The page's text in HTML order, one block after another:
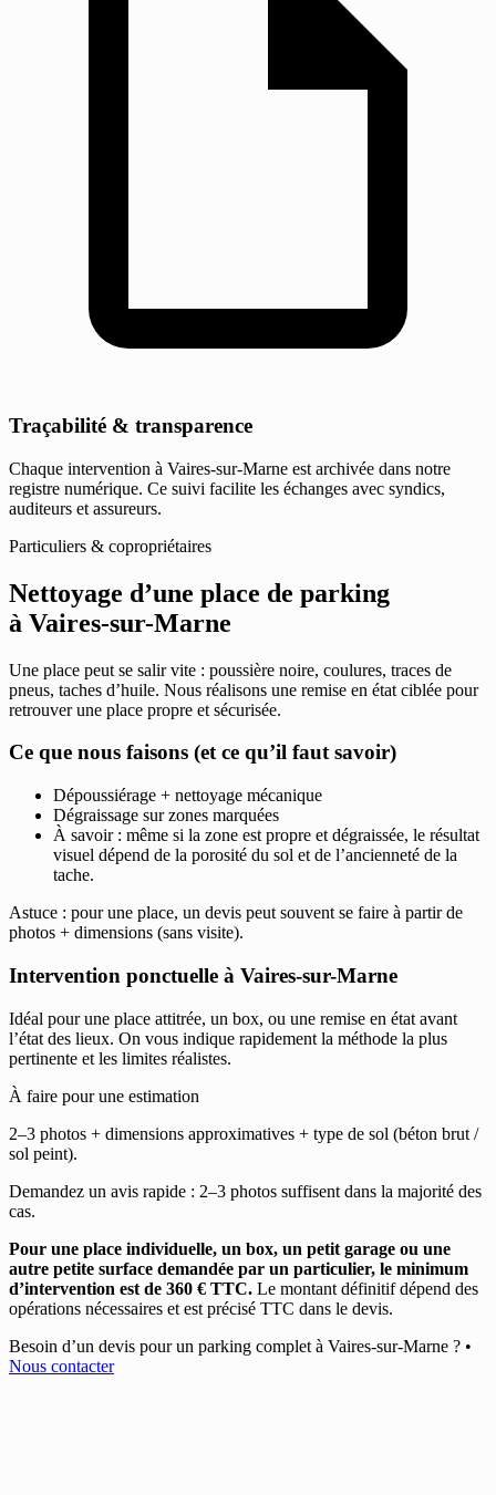
Traçabilité & transparence
Chaque intervention à Vaires-sur-Marne est archivée dans notre
registre numérique. Ce suivi facilite les échanges avec syndics,
auditeurs et assureurs.
Particuliers & copropriétaires
Nettoyage d’une place de parking
à Vaires-sur-Marne
Une place peut se salir vite : poussière noire, coulures, traces de
pneus, taches d’huile. Nous réalisons une remise en état ciblée pour
retrouver une place propre et sécurisée.
Ce que nous faisons (et ce qu’il faut savoir)
Dépoussiérage + nettoyage mécanique
Dégraissage sur zones marquées
À savoir : même si la zone est propre et dégraissée, le résultat
visuel dépend de la porosité du sol et de l’ancienneté de la
tache.
Astuce : pour une place, un devis peut souvent se faire à partir de
photos + dimensions (sans visite).
Intervention ponctuelle à Vaires-sur-Marne
Idéal pour une place attitrée, un box, ou une remise en état avant
l’état des lieux. On vous indique rapidement la méthode la plus
pertinente et les limites réalistes.
À faire pour une estimation
2–3 photos + dimensions approximatives + type de sol (béton brut /
sol peint).
Demandez un avis rapide : 2–3 photos suffisent dans la majorité des
cas.
Pour une place individuelle, un box, un petit garage ou une
autre petite surface demandée par un particulier, le minimum
d’intervention est de 360 € TTC. Le montant définitif dépend des
opérations nécessaires et est précisé TTC dans le devis.
Besoin d’un devis pour un parking complet à Vaires-sur-Marne ? •
Nous contacter